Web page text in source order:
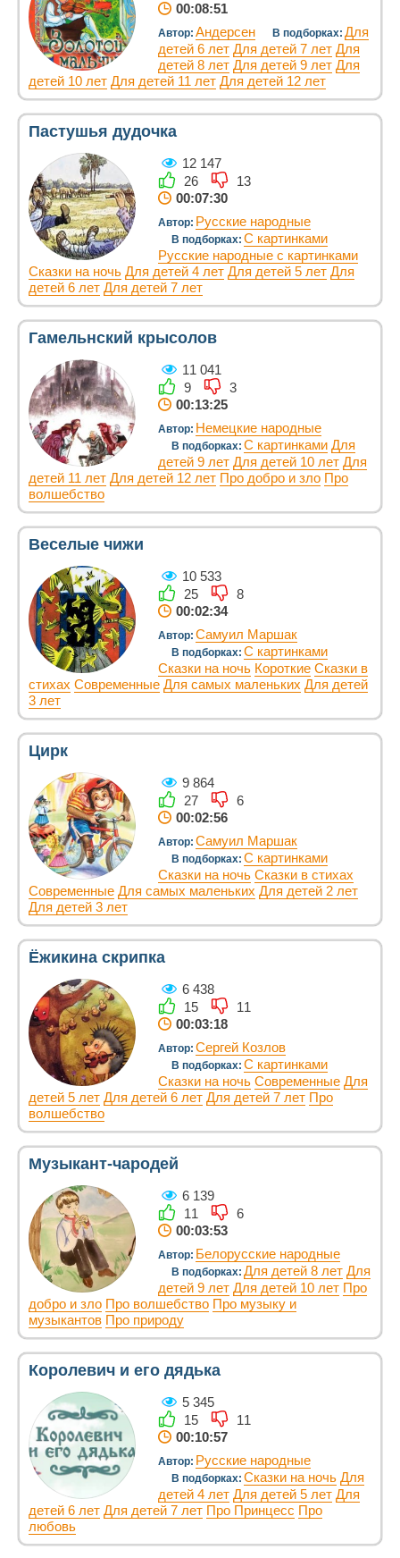
00:08:51
Автор: Андерсен В подборках: Для
детей 6 лет Для детей 7 лет Для
детей 8 лет Для детей 9 лет Для
детей 10 лет Для детей 11 лет Для детей 12 лет
Пастушья дудочка
12 147
26
13
00:07:30
Автор: Русские народные
В подборках: С картинками
Русские народные с картинками
Сказки на ночь Для детей 4 лет Для детей 5 лет Для
детей 6 лет Для детей 7 лет
Гамельнский крысолов
11 041
9
3
00:13:25
Автор: Немецкие народные
В подборках: С картинками Для
детей 9 лет Для детей 10 лет Для
детей 11 лет Для детей 12 лет Про добро и зло Про
волшебство
Веселые чижи
10 533
25
8
00:02:34
Автор: Самуил Маршак
В подборках: С картинками
Сказки на ночь Короткие Сказки в
стихах Современные Для самых маленьких Для детей
3 лет
Цирк
9 864
27
6
00:02:56
Автор: Самуил Маршак
В подборках: С картинками
Сказки на ночь Сказки в стихах
Современные Для самых маленьких Для детей 2 лет
Для детей 3 лет
Ёжикина скрипка
6 438
15
11
00:03:18
Автор: Сергей Козлов
В подборках: С картинками
Сказки на ночь Современные Для
детей 5 лет Для детей 6 лет Для детей 7 лет Про
волшебство
Музыкант-чародей
6 139
11
6
00:03:53
Автор: Белорусские народные
В подборках: Для детей 8 лет Для
детей 9 лет Для детей 10 лет Про
добро и зло Про волшебство Про музыку и
музыкантов Про природу
Королевич и его дядька
5 345
15
11
00:10:57
Автор: Русские народные
В подборках: Сказки на ночь Для
детей 4 лет Для детей 5 лет Для
детей 6 лет Для детей 7 лет Про Принцесс Про
любовь